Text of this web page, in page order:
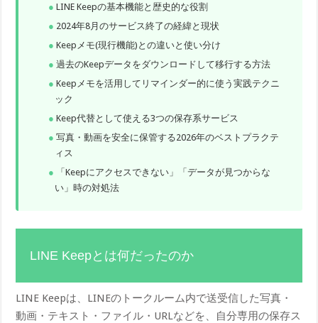
LINE Keepの基本機能と歴史的な役割
2024年8月のサービス終了の経緯と現状
Keepメモ(現行機能)との違いと使い分け
過去のKeepデータをダウンロードして移行する方法
Keepメモを活用してリマインダー的に使う実践テクニ
ック
Keep代替として使える3つの保存系サービス
写真・動画を安全に保管する2026年のベストプラクテ
ィス
「Keepにアクセスできない」「データが見つからな
い」時の対処法
LINE Keepとは何だったのか
LINE Keepは、LINEのトークルーム内で送受信した写真・
動画・テキスト・ファイル・URLなどを、自分専用の保存ス